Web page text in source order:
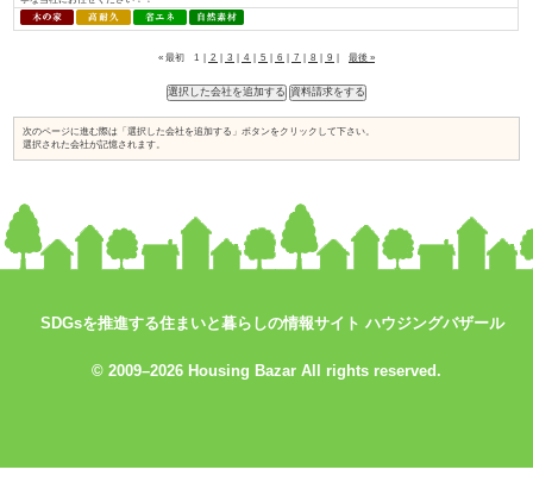
コをチェック
SDGsを推進する住まいと暮らしの情報サイト ハウジングバザール
© 2009–2026 Housing Bazar All rights reserved.